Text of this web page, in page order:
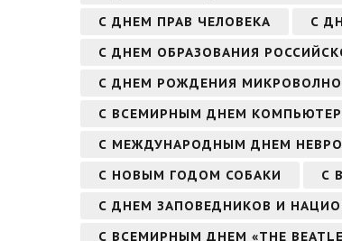
С ДНЕМ ПРАВ ЧЕЛОВЕКА
С
С ДНЕМ ОБРАЗОВАНИЯ
С ДНЕМ РОЖДЕНИЯ
С ВСЕМИРНЫМ ДНЕМ
С МЕЖДУНАРОДНЫМ ДНЕМ
С НОВЫМ ГОДОМ СОБАКИ
С
С ДНЕМ ЗАПОВЕДНИКОВ И
С ВСЕМИРНЫМ ДНЕМ «THE